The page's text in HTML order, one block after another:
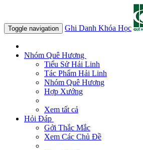
Toggle navigation Ghi Danh Khóa Học
Nhóm Quê Hương
Tiểu Sử Hải Linh
Tác Phẩm Hải Linh
Nhóm Quê Hương
Hợp Xướng
Xem tất cả
Hỏi Đáp
Gởi Thắc Mắc
Xem Các Chủ Đề